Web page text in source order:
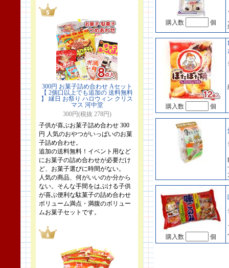
300円 お菓子詰め合わせ Aセット
【 2個口以上でも追加の 送料無料
】 縁日 お祭り ハロウィン クリス
マス 河中堂
300円(税抜 278円)
子供が喜ぶお菓子詰め合わせ 300
円 人気のおやつがいっぱいのお菓
子詰め合わせ。
追加の送料無料！イベント用など
にお菓子の詰め合わせが必要だけ
ど、お菓子選びに時間がない。
人気の商品、何がいいのか分から
ない。そんな手間をはぶける子供
が喜ぶ便利な駄菓子の詰め合わせ
ボリューム満点・満腹のボリュー
ムお菓子セットです。
購入数 個
購入数 個
購入数 個